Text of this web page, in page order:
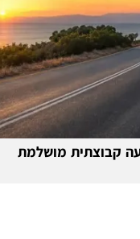
נסיעה קבוצתית מושלמת